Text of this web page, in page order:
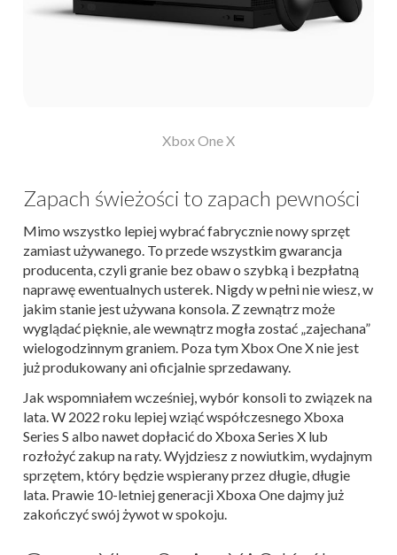
Xbox One X
Zapach świeżości to zapach pewności
Mimo wszystko lepiej wybrać fabrycznie nowy sprzęt
zamiast używanego. To przede wszystkim gwarancja
producenta, czyli granie bez obaw o szybką i bezpłatną
naprawę ewentualnych usterek. Nigdy w pełni nie wiesz, w
jakim stanie jest używana konsola. Z zewnątrz może
wyglądać pięknie, ale wewnątrz mogła zostać „zajechana”
wielogodzinnym graniem. Poza tym Xbox One X nie jest
już produkowany ani oficjalnie sprzedawany.
Jak wspomniałem wcześniej, wybór konsoli to związek na
lata. W 2022 roku lepiej wziąć współczesnego Xboxa
Series S albo nawet dopłacić do Xboxa Series X lub
rozłożyć zakup na raty. Wyjdziesz z nowiutkim, wydajnym
sprzętem, który będzie wspierany przez długie, długie
lata. Prawie 10-letniej generacji Xboxa One dajmy już
zakończyć swój żywot w spokoju.